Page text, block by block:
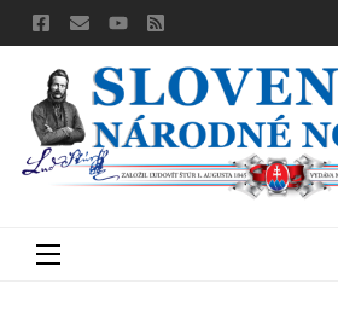
Skip
to
content
Menu